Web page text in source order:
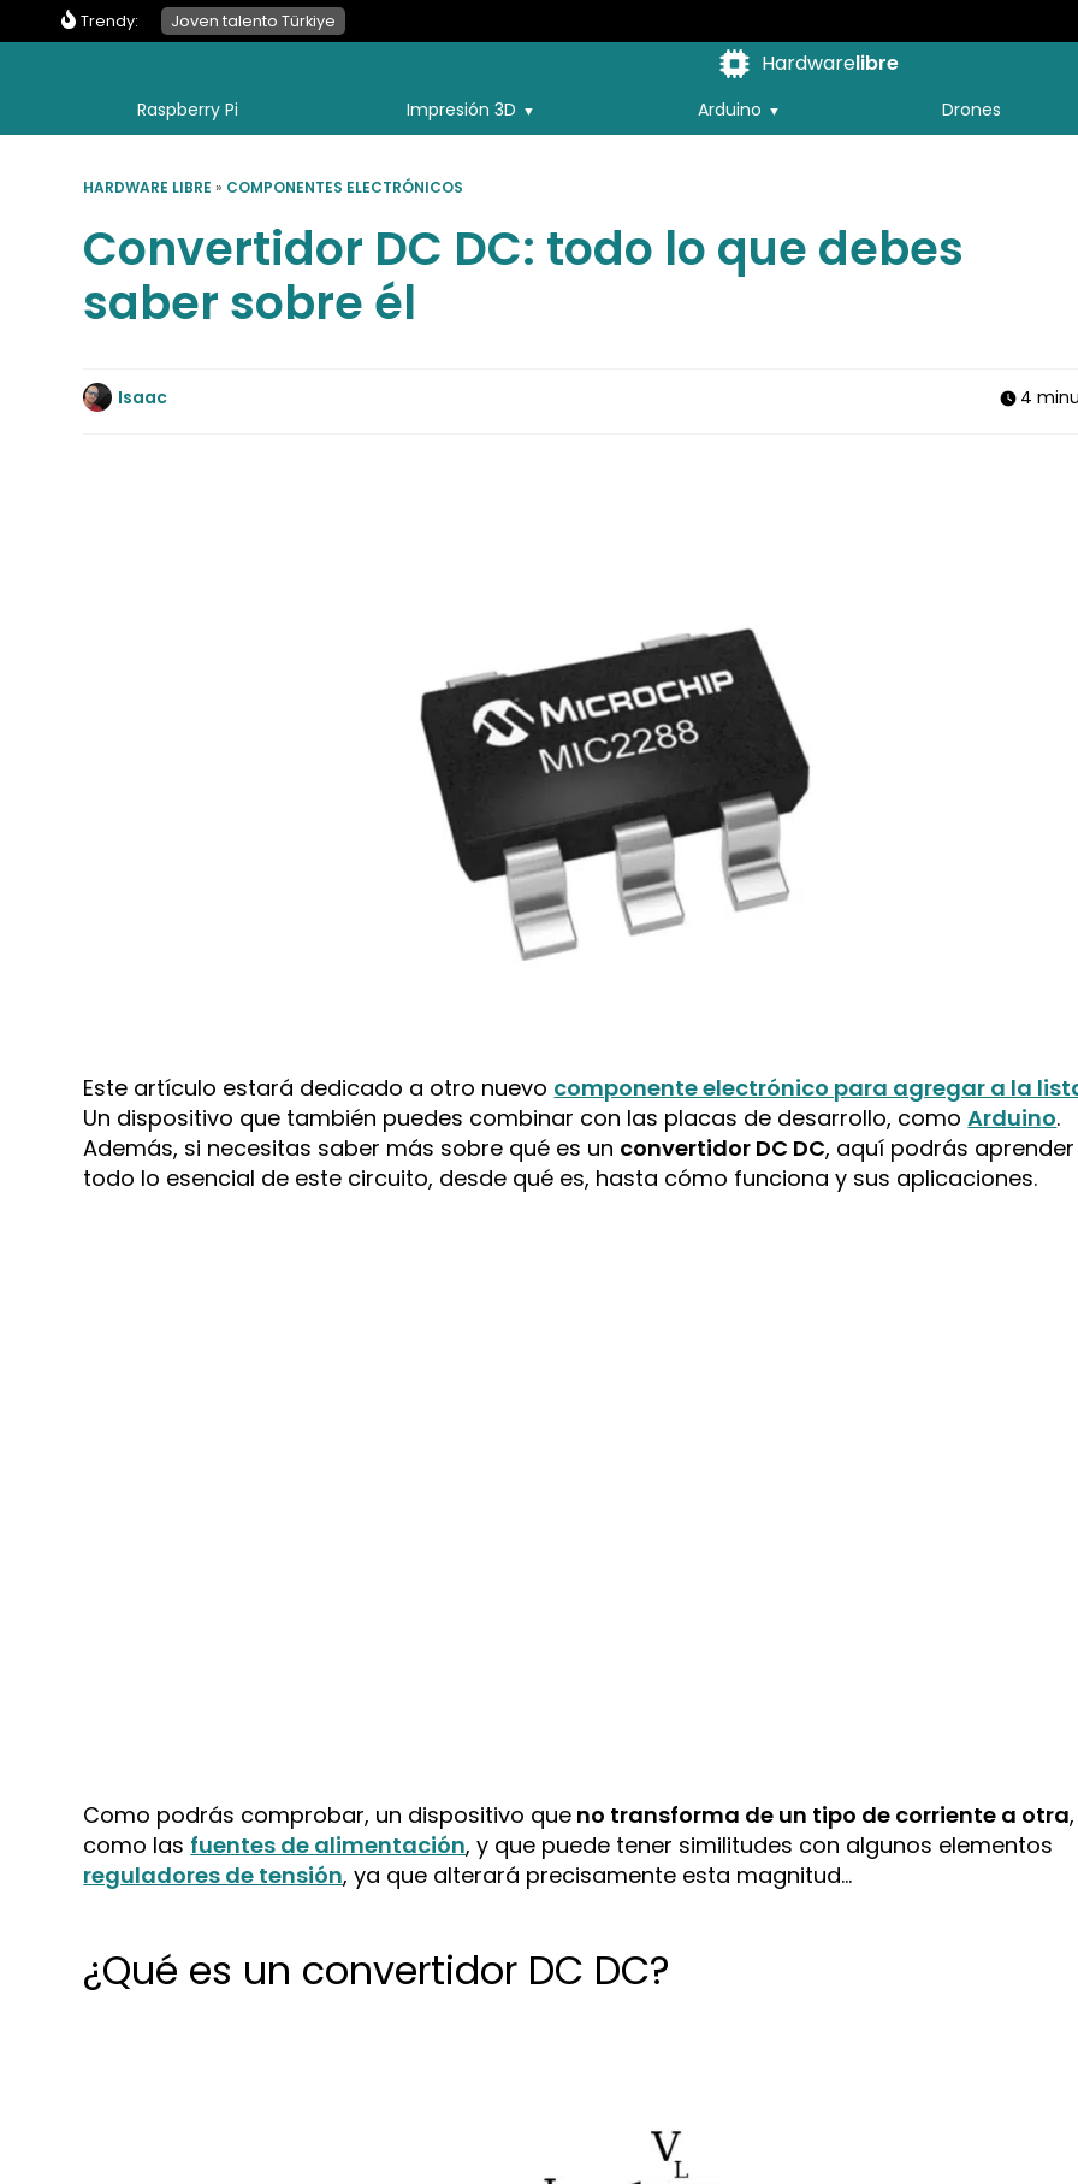
Hardwarelibre
Raspberry Pi Impresión 3D Arduino Drones
Trendy: Joven talento Türkiye
HARDWARE LIBRE » COMPONENTES ELECTRÓNICOS
Convertidor DC DC: todo lo que debes
saber sobre él
Isaac 4
Este artículo estará dedicado a otro nuevo componente electrónico para agregar a la
Un dispositivo que también puedes combinar con las placas de desarrollo, comoArduino.
Además, si necesitas saber más sobre qué es un convertidor DC DC, aquí podrás aprender
todo lo esencial de este circuito, desde qué es, hasta cómo funciona y sus aplicaciones.
Como podrás comprobar, un dispositivo que no transforma de un tipo de corriente a otra,
como las fuentes de alimentación, y que puede tener similitudes con algunos elementos
reguladores de tensión, ya que alterará precisamente esta magnitud…
¿Qué es un convertidor DC DC?